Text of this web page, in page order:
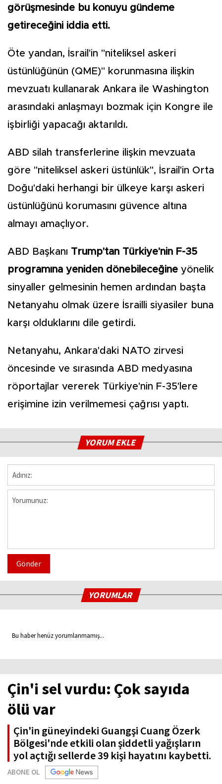
görüşmesinde bu konuyu gündeme
getireceğini iddia etti.
Öte yandan, İsrail'in "niteliksel askeri
üstünlüğünün (QME)" korunmasına ilişkin
mevzuatı kullanarak Ankara ile Washington
arasındaki anlaşmayı bozmak için Kongre ile
işbirliği yapacağı aktarıldı.
ABD silah transferlerine ilişkin mevzuata
göre "niteliksel askeri üstünlük", İsrail'in Orta
Doğu'daki herhangi bir ülkeye karşı askeri
üstünlüğünü korumasını güvence altına
almayı amaçlıyor.
ABD Başkanı Trump'tan Türkiye'nin F-35
programına yeniden dönebileceğine yönelik
sinyaller gelmesinin hemen ardından başta
Netanyahu olmak üzere İsrailli siyasiler buna
karşı olduklarını dile getirdi.
Netanyahu, Ankara'daki NATO zirvesi
öncesinde ve sırasında ABD medyasına
röportajlar vererek Türkiye'nin F-35'lere
erişimine izin verilmemesi çağrısı yaptı.
YORUM EKLE
Gönder
YORUMLAR
Bu haber henüz yorumlanmamış...
Çin'i sel vurdu: Çok sayıda
ölü var
Çin'in güneyindeki Guangşi Cuang Özerk
Bölgesi'nde etkili olan şiddetli yağışların
yol açtığı sellerde 39 kişi hayatını kaybetti.
ABONE OL